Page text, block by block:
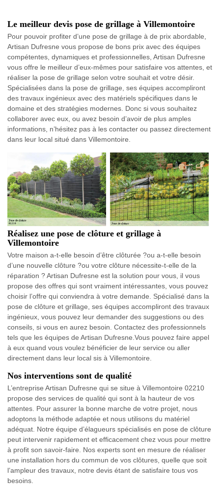
Le meilleur devis pose de grillage à Villemontoire
Pour pouvoir profiter d’une pose de grillage à de prix abordable,
Artisan Dufresne vous propose de bons prix avec des équipes
compétentes, dynamiques et professionnelles, Artisan Dufresne
vous offre le meilleur d’eux-mêmes pour satisfaire vos attentes, et
réaliser la pose de grillage selon votre souhait et votre désir.
Spécialisées dans la pose de grillage, ses équipes accompliront
des travaux ingénieux avec des matériels spécifiques dans le
domaine et des stratégies modernes. Donc si vous souhaitez
collaborer avec eux, ou avez besoin d’avoir de plus amples
informations, n’hésitez pas à les contacter ou passez directement
dans leur local situé dans Villemontoire.
Réalisez une pose de clôture et grillage à
Villemontoire
Votre maison a-t-elle besoin d’être clôturée ?ou a-t-elle besoin
d’une nouvelle clôture ?ou votre clôture nécessite-t-elle de la
réparation ? Artisan Dufresne est la solution pour vous, il vous
propose des offres qui sont vraiment intéressantes, vous pouvez
choisir l’offre qui conviendra à votre demande. Spécialisé dans la
pose de clôture et grillage, ses équipes accompliront des travaux
ingénieux, vous pouvez leur demander des suggestions ou des
conseils, si vous en aurez besoin. Contactez des professionnels
tels que les équipes de Artisan Dufresne.Vous pouvez faire appel
à eux quand vous voulez bénéficier de leur service ou aller
directement dans leur local sis à Villemontoire.
Nos interventions sont de qualité
L’entreprise Artisan Dufresne qui se situe à Villemontoire 02210
propose des services de qualité qui sont à la hauteur de vos
attentes. Pour assurer la bonne marche de votre projet, nous
adoptons la méthode adaptée et nous utilisons du matériel
adéquat. Notre équipe d’élagueurs spécialisés en pose de clôture
peut intervenir rapidement et efficacement chez vous pour mettre
à profit son savoir-faire. Nos experts sont en mesure de réaliser
une installation hors du commun de vos clôtures, quelle que soit
l’ampleur des travaux, notre devis étant de satisfaire tous vos
besoins.